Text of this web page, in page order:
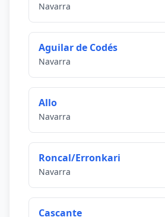
Navarra
Aguilar de Codés
Navarra
Allo
Navarra
Roncal/Erronkari
Navarra
Cascante